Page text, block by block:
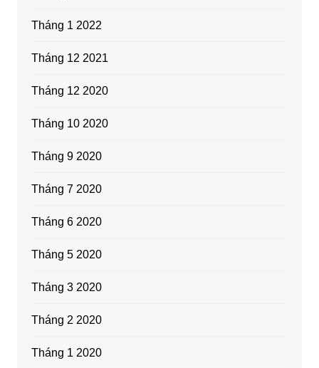
Tháng 1 2022
Tháng 12 2021
Tháng 12 2020
Tháng 10 2020
Tháng 9 2020
Tháng 7 2020
Tháng 6 2020
Tháng 5 2020
Tháng 3 2020
Tháng 2 2020
Tháng 1 2020